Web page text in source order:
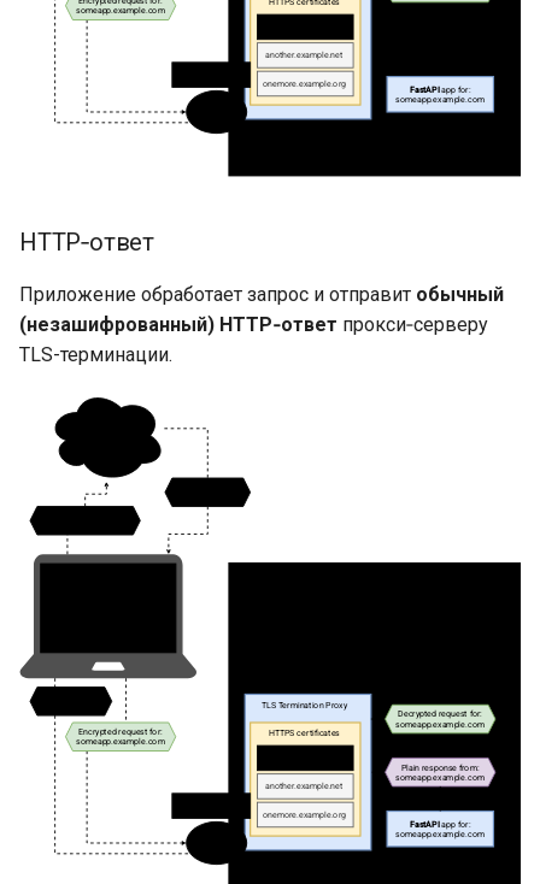
HTTP‑ответ
Приложение обработает запрос и отправит обычный
(незашифрованный) HTTP‑ответ прокси‑серверу
TLS-терминации.